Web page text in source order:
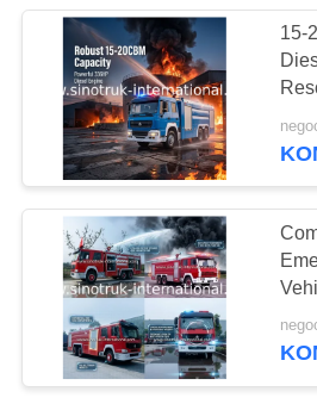
SITEMAP
POLITYKA
PRYWATNOŚCI
Części
ciężarowych
15-